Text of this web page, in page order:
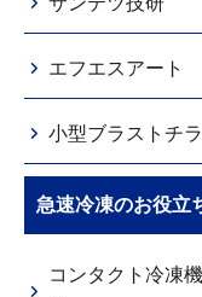
エフエスアート
小型ブラストチ
急速冷凍のお役立
コンタクト冷凍